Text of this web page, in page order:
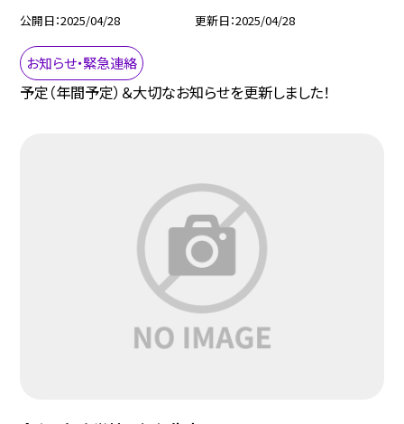
公開日 2025/04/28 更新日 2025/04/28
お知らせ・緊急連絡
予定（年間予定）＆大切なお知らせを更新しました！